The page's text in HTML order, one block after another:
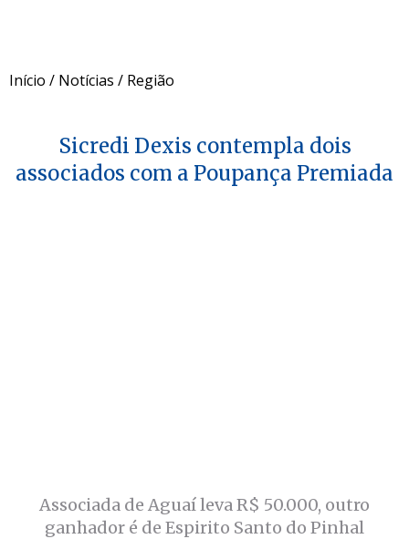
Início / Notícias / Região
Sicredi Dexis contempla dois
associados com a Poupança Premiada
Associada de Aguaí leva R$ 50.000, outro
ganhador é de Espirito Santo do Pinhal